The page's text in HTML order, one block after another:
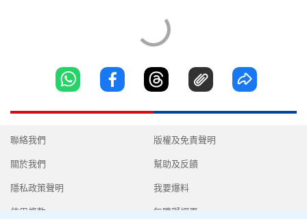
聯絡我們
關於我們
隱私政策聲明
使用條款
版權及免責聲明
幫助及反饋
我要爆料
無障礙網頁